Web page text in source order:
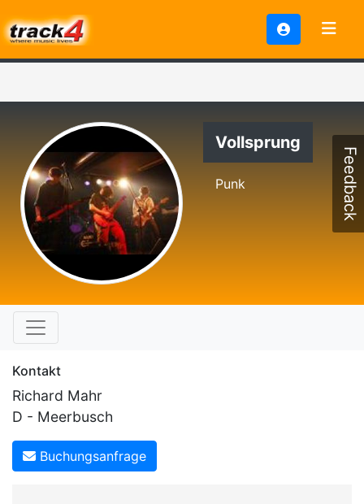
Vollsprung
Punk
Kontakt
Richard Mahr
D - Meerbusch
Buchungsanfrage
Feedback